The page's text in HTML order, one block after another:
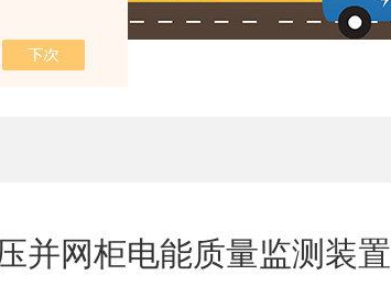
装置
并网柜电能质量监测装置